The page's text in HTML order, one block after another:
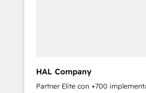
implementation and seamless
the CRM platform into your
HAL Company
Partner Elite con +700